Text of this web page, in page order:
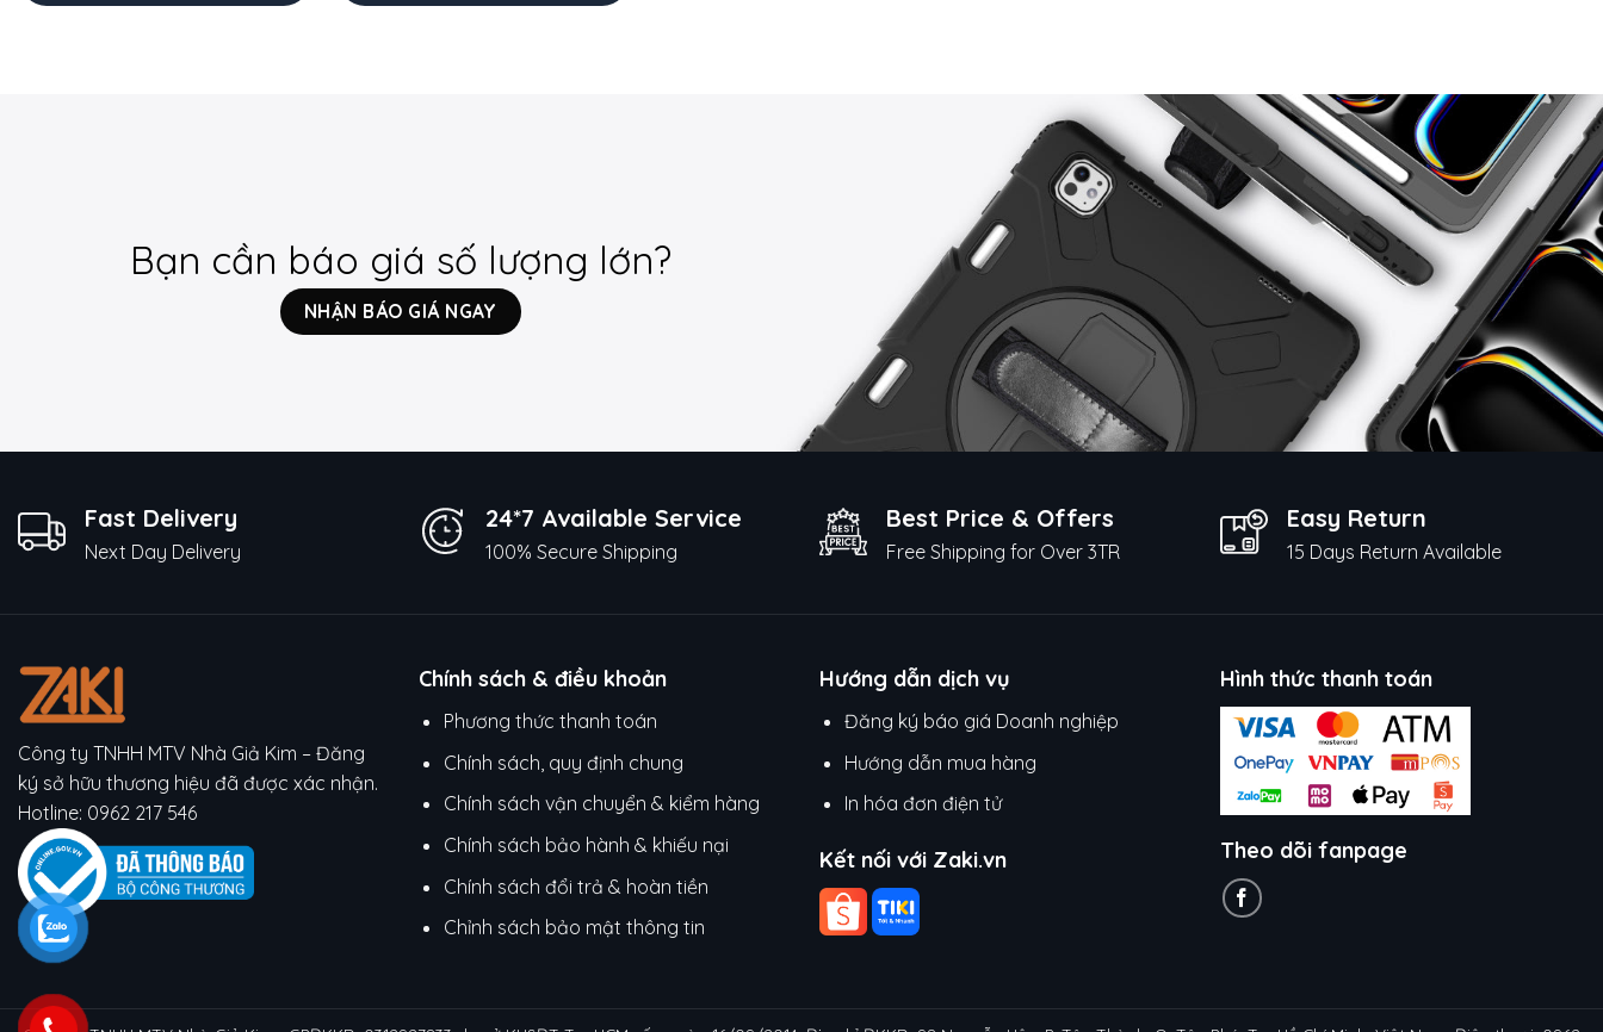
Bạn cần báo giá số lượng lớn?
NHẬN BÁO GIÁ NGAY
Fast Delivery
Next Day Delivery
24*7 Available Service
100% Secure Shipping
Best Price & Offers
Free Shipping for Over 3TR
Easy Return
15 Days Return Available
Công ty TNHH MTV Nhà Giả Kim – Đăng
ký sở hữu thương hiệu đã được xác nhận.
Hotline: 0962 217 546
Chính sách & điều khoản
Phương thức thanh toán
Chính sách, quy định chung
Chính sách vận chuyển & kiểm hàng
Chính sách bảo hành & khiếu nại
Chính sách đổi trả & hoàn tiền
Chỉnh sách bảo mật thông tin
Hướng dẫn dịch vụ
Đăng ký báo giá Doanh nghiệp
Hướng dẫn mua hàng
In hóa đơn điện tử
Kết nối với Zaki.vn
Hình thức thanh toán
Theo dõi fanpage